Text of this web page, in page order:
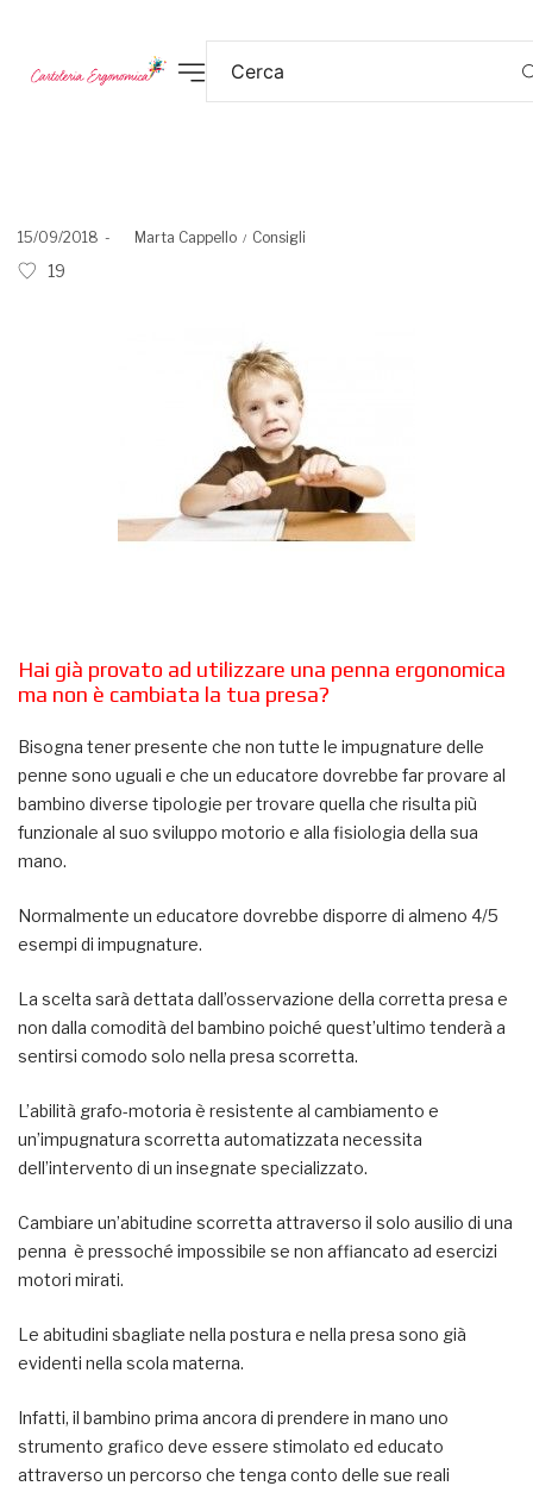
Posted
on
15/09/2018 Marta Cappello
Posted
Consigli
19
Hai già provato ad utilizzare una penna ergonomica
ma non è cambiata la tua presa?
Bisogna tener presente che non tutte le impugnature delle
penne sono uguali e che un educatore dovrebbe far provare al
bambino diverse tipologie per trovare quella che risulta più
funzionale al suo sviluppo motorio e alla fisiologia della sua
mano.
Normalmente un educatore dovrebbe disporre di almeno 4/5
esempi di impugnature.
La scelta sarà dettata dall’osservazione della corretta presa e
non dalla comodità del bambino poiché quest’ultimo tenderà a
sentirsi comodo solo nella presa scorretta.
L’abilità grafo-motoria è resistente al cambiamento e
un’impugnatura scorretta automatizzata necessita
dell’intervento di un insegnate specializzato.
Cambiare un’abitudine scorretta attraverso il solo ausilio di una
penna è pressoché impossibile se non affiancato ad esercizi
motori mirati.
Le abitudini sbagliate nella postura e nella presa sono già
evidenti nella scola materna.
Infatti, il bambino prima ancora di prendere in mano uno
strumento grafico deve essere stimolato ed educato
attraverso un percorso che tenga conto delle sue reali